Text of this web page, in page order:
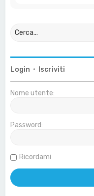
Login • Iscriviti
Nome utente:
Password:
Ricordami